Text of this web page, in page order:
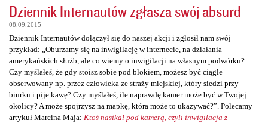
Dziennik Internautów zgłasza swój absurd
08.09.2015
Dziennik Internautów dołączył się do naszej akcji i zgłosił nam swój
przykład: „Oburzamy się na inwigilację w internecie, na działania
amerykańskich służb, ale co wiemy o inwigilacji na własnym podwórku?
Czy myślałeś, że gdy stoisz sobie pod blokiem, możesz być ciągle
obserwowany np. przez człowieka ze straży miejskiej, który siedzi przy
biurku i pije kawę? Czy myślałeś, ile naprawdę kamer może być w Twojej
okolicy? A może spojrzysz na mapkę, która może to ukazywać?”. Polecamy
artykuł Marcina Maja: Ktoś nasikał pod kamerą, czyli inwigilacja z